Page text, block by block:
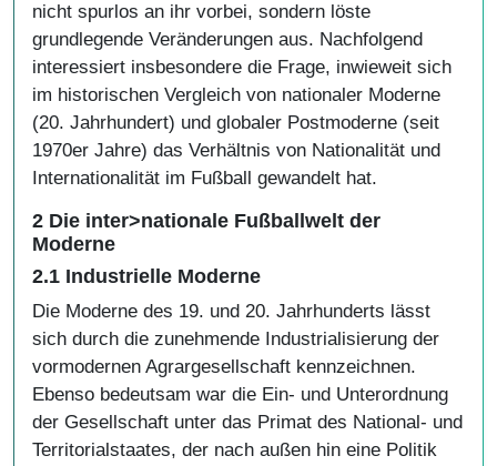
nicht spurlos an ihr vorbei, sondern löste
grundlegende Veränderungen aus. Nachfolgend
interessiert insbesondere die Frage, inwieweit sich
im historischen Vergleich von nationaler Moderne
(20. Jahrhundert) und globaler Postmoderne (seit
1970er Jahre) das Verhältnis von Nationalität und
Internationalität im Fußball gewandelt hat.
2 Die inter>nationale Fußballwelt der
Moderne
2.1 Industrielle Moderne
Die Moderne des 19. und 20. Jahrhunderts lässt
sich durch die zunehmende Industrialisierung der
vormodernen Agrargesellschaft kennzeichnen.
Ebenso bedeutsam war die Ein- und Unterordnung
der Gesellschaft unter das Primat des National- und
Territorialstaates, der nach außen hin eine Politik